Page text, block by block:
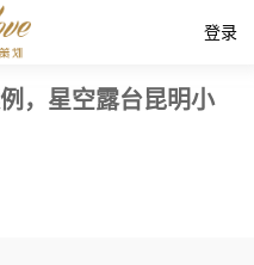
登录
，星空露台昆明小